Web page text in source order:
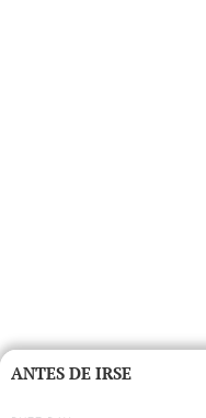
ANTES DE IRSE